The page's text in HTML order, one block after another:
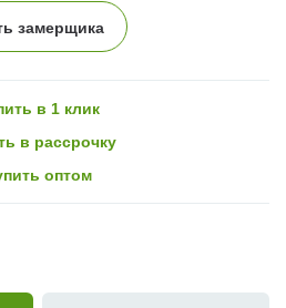
замерщика
в 1 клик
в рассрочку
оптом